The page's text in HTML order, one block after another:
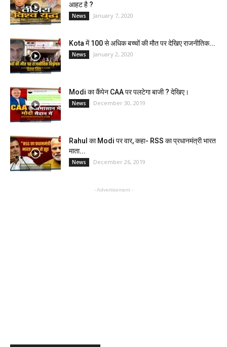
आहट है ?
News January 7, 2020
Kota में 100 से अधिक बच्चों की मौत पर देखिए राजनीतिक...
News January 2, 2020
Modi का कैंपेन CAA पर पलटेगा बाजी ? देखिए।
News December 30, 2019
Rahul का Modi पर वार, कहा- RSS का प्रधानमंत्री भारत
माता...
News December 26, 2019
- Advertisement -